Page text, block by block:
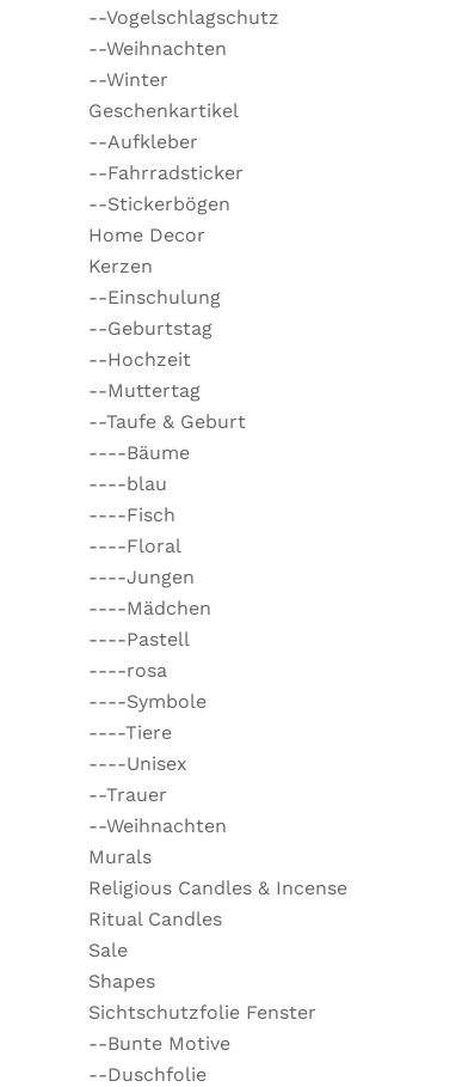
--Vogelschlagschutz
--Weihnachten
--Winter
Geschenkartikel
--Aufkleber
--Fahrradsticker
--Stickerbögen
Home Decor
Kerzen
--Einschulung
--Geburtstag
--Hochzeit
--Muttertag
--Taufe & Geburt
----Bäume
----blau
----Fisch
----Floral
----Jungen
----Mädchen
----Pastell
----rosa
----Symbole
----Tiere
----Unisex
--Trauer
--Weihnachten
Murals
Religious Candles & Incense
Ritual Candles
Sale
Shapes
Sichtschutzfolie Fenster
--Bunte Motive
--Duschfolie